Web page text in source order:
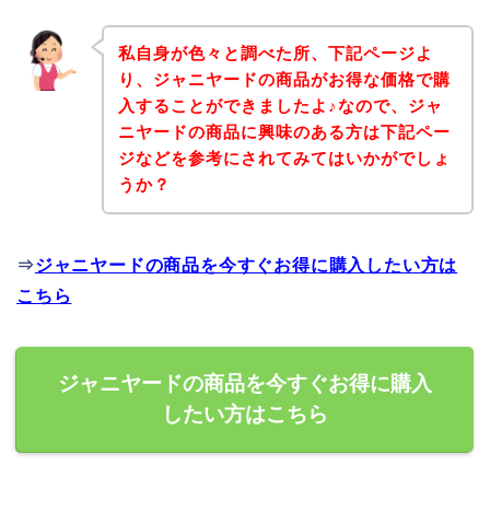
私自身が色々と調べた所、下記ページよ
り、ジャニヤードの商品がお得な価格で購
入することができましたよ♪なので、ジャ
ニヤードの商品に興味のある方は下記ペー
ジなどを参考にされてみてはいかがでしょ
うか？
⇒ジャニヤードの商品を今すぐお得に購入したい方は
こちら
ジャニヤードの商品を今すぐお得に購入
したい方はこちら